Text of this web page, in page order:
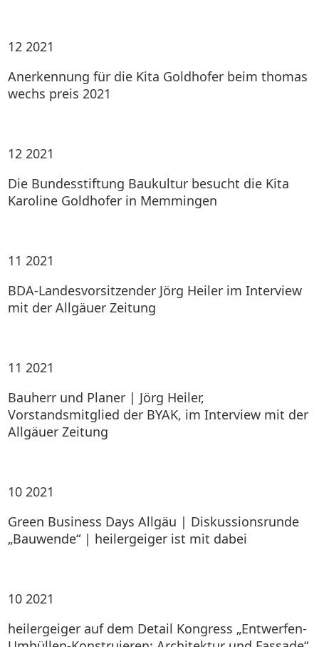
12 2021
Anerkennung für die Kita Goldhofer beim thomas
wechs preis 2021
12 2021
Die Bundesstiftung Baukultur besucht die Kita
Karoline Goldhofer in Memmingen
11 2021
BDA-Landesvorsitzender Jörg Heiler im Interview
mit der Allgäuer Zeitung
11 2021
Bauherr und Planer | Jörg Heiler,
Vorstandsmitglied der BYAK, im Interview mit der
Allgäuer Zeitung
10 2021
Green Business Days Allgäu | Diskussionsrunde
„Bauwende“ | heilergeiger ist mit dabei
10 2021
heilergeiger auf dem Detail Kongress „Entwerfen-